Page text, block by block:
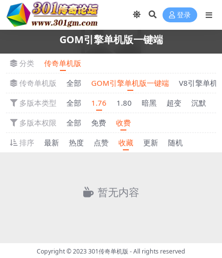
登录
GOM引擎单机版一键端
分类
传奇单机版
传奇单机版
全部 GOM引擎单机版一键端
V8引擎单机
多版本类型
全部 1.76 1.80 暗黑 超变 沉默
多版本权限
全部 免费
收费
排序
最新 热度 点赞 收藏 更新 随机
暂无内容
Copyright © 2023301传奇单机版 - All rights reserved